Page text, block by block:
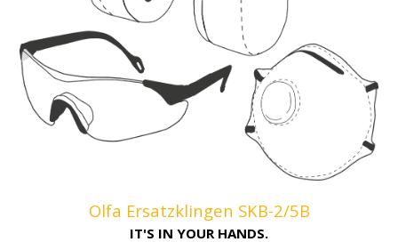
Olfa Ersatzklingen SKB-2/5B
IT'S IN YOUR HANDS.